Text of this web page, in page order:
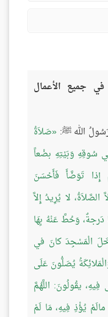
جميع الأعمال
الله ﷺ: صَلاَةُ
سُوقِهِ وَبَيْتِهِ بضْعاً
تَوَضَّأَ فَأَحْسَنَ
لا يُرِيدُ إِلاَّ
دَرجةٌ، وَحُطَّ عَنْهُ بِهَا
الْمَسْجِدَ كانَ في
يُصَلُّونَ عَلَى
يقُولُونَ: اللَّهُمَّ
مالَمْ يُؤْذِ فِيهِ، مَا لَمْ